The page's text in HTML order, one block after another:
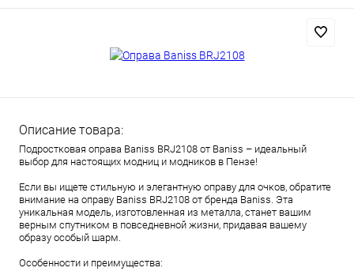
Описание товара:
Подростковая оправа Baniss BRJ2108 от Baniss – идеальный
выбор для настоящих модниц и модников в Пензе!
Если вы ищете стильную и элегантную оправу для очков, обратите
внимание на оправу Baniss BRJ2108 от бренда Baniss. Эта
уникальная модель, изготовленная из металла, станет вашим
верным спутником в повседневной жизни, придавая вашему
образу особый шарм.
Особенности и преимущества: